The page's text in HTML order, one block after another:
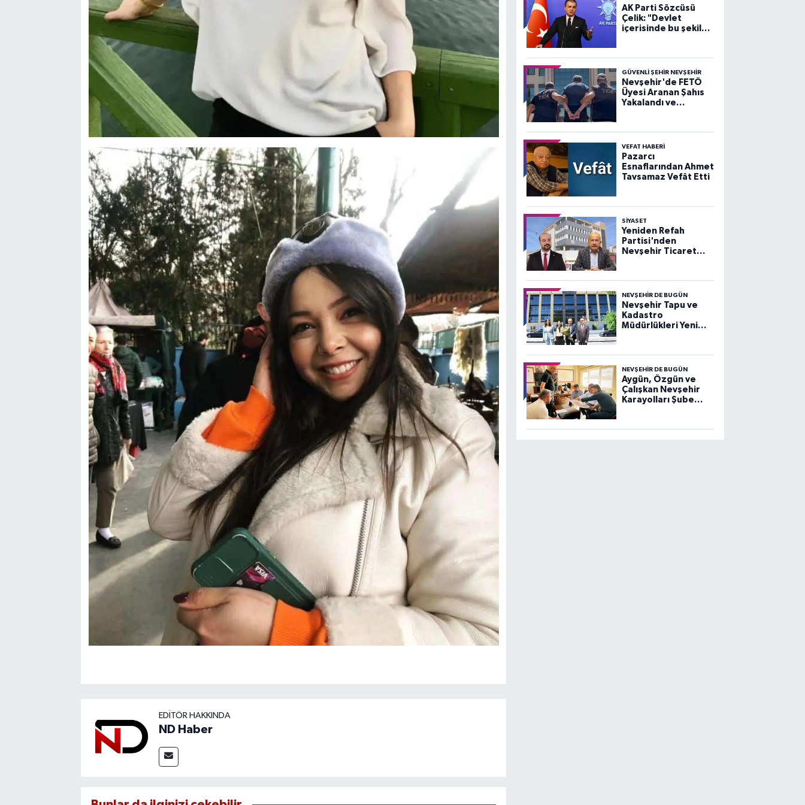
EDITÖR HAKKINDA
ND Haber
AK Parti Sözcüsü
Çelik: "Devlet
içerisinde bu şekilde
varsa devletten
söküp atacağız"
GÜVENLI ŞEHIR NEVŞEHIR
Nevşehir'de FETÖ
Üyesi Aranan Şahıs
Yakalandı ve
VEFAT HABERI
Pazarcı
Esnaflarından Ahmet
Tavsamaz Vefât Etti
SIYASET
Yeniden Refah
Partisi'nden
Nevşehir Ticaret
NEVŞEHIR DE BUGÜN
Nevşehir Tapu ve
Kadastro
Müdürlükleri Yeni
Başladı
NEVŞEHIR DE BUGÜN
Aygün, Özgün ve
Çalışkan Nevşehir
Karayolları Şube